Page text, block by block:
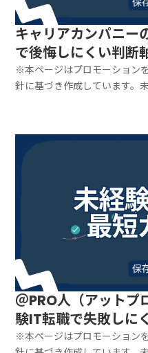
キャリアカンパニー
で後悔しにくい判断
※本ページはプロモーション
針に基づき作成しています。
実際どう？を冷静に整理「
方を間違えると消耗しやすい
信じて応募...
＠PRO人（アットプ
験IT転職で失敗しに
※本ページはプロモーション